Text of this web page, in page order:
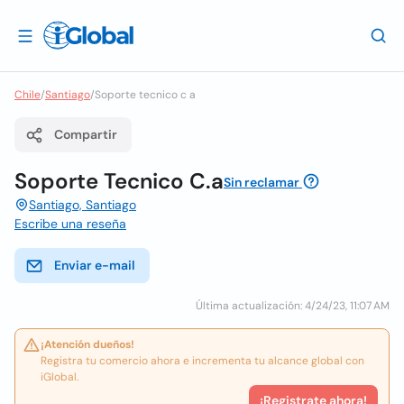
Chile/Santiago/Soporte tecnico c a
Compartir
Soporte Tecnico C.aSin reclamar
Santiago, Santiago
Escribe una reseña
Enviar e-mail
Última actualización: 4/24/23, 11:07 AM
¡Atención dueños!
Registra tu comercio ahora e incrementa tu alcance global con
iGlobal.
¡Registrate ahora!